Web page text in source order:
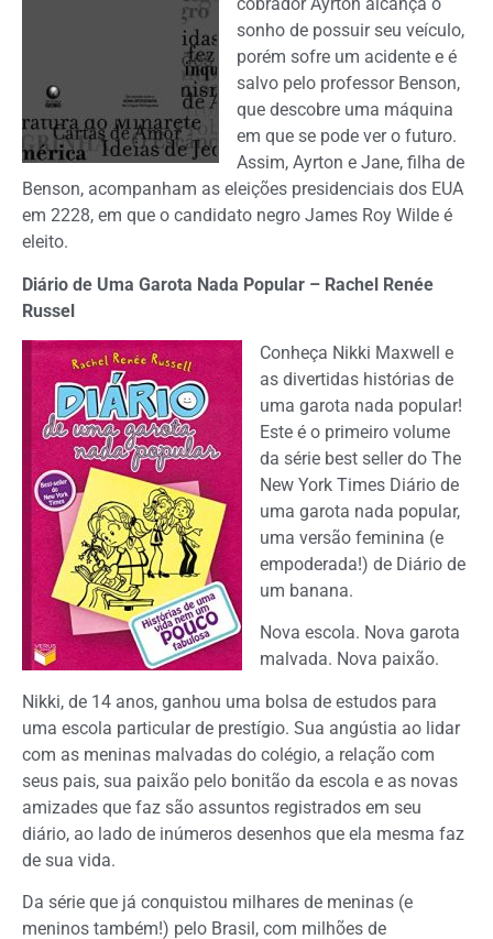
sonho de possuir seu veículo,
porém sofre um acidente e é
salvo pelo professor Benson,
que descobre uma máquina
em que se pode ver o futuro.
Assim, Ayrton e Jane, filha de
Benson, acompanham as eleições presidenciais dos EUA
em 2228, em que o candidato negro James Roy Wilde é
eleito.
Diário de Uma Garota Nada Popular – Rachel Renée
Russel
Conheça Nikki Maxwell e
as divertidas histórias de
uma garota nada popular!
Este é o primeiro volume
da série best seller do The
New York Times Diário de
uma garota nada popular,
uma versão feminina (e
empoderada!) de Diário de
um banana.
Nova escola. Nova garota
malvada. Nova paixão.
Nikki, de 14 anos, ganhou uma bolsa de estudos para
uma escola particular de prestígio. Sua angústia ao lidar
com as meninas malvadas do colégio, a relação com
seus pais, sua paixão pelo bonitão da escola e as novas
amizades que faz são assuntos registrados em seu
diário, ao lado de inúmeros desenhos que ela mesma faz
de sua vida.
Da série que já conquistou milhares de meninas (e
meninos também!) pelo Brasil, com milhões de